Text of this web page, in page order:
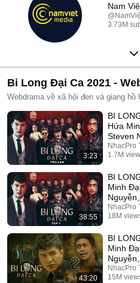
Nam
3.73M
Bi Long Đại Ca 2021 -
Webdrama về xã hội đen và giang hồ
3:23
BI
Hứa
Steven
NhacPro
1.7M
38:55
BI
Minh
Yang Hồ
NhacPro
18M
43:20
BI
Minh
Yang Hồ
NhacPro
15M